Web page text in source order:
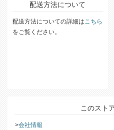
配送方法について
配送方法についての詳細はこちら
をご覧ください。
このスト
会社情報